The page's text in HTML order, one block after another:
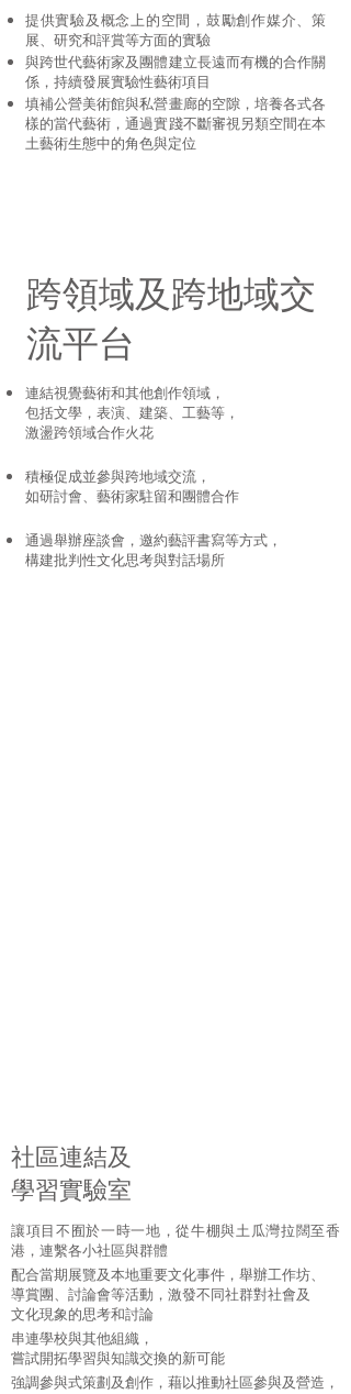
提供實驗及概念上的空間，鼓勵創作媒介、策
展、研究和評賞等方面的實驗
與跨世代藝術家及團體建立長遠而有機的合作關
係，持續發展實驗性藝術項目
填補公營美術館與私營畫廊的空隙，培養各式各
樣的當代藝術，通過實踐不斷審視另類空間在本
土藝術生態中的角色與定位
跨領域及跨地域交
流平台
連結視覺藝術和其他創作領域，
包括文學，表演、建築、工藝等，
激盪跨領域合作火花
積極促成並參與跨地域交流，
如研討會、藝術家駐留和團體合作
通過舉辦座談會，邀約藝評書寫等方式，
構建批判性文化思考與對話場所
社區連結及
學習實驗室
讓項目不囿於一時一地，從牛棚與土瓜灣拉闊至香
港，連繫各小社區與群體
配合當期展覽及本地重要文化事件，舉辦工作坊、
導賞團、討論會等活動，激發不同社群對社會及
文化現象的思考和討論
串連學校與其他組織，
嘗試開拓學習與知識交換的新可能
強調參與式策劃及創作，藉以推動社區參與及營造，